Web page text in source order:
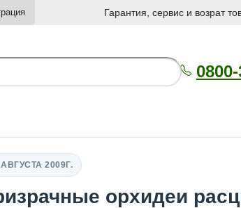
Гарантия, сервис и возрат
АВГУСТА 2009Г.
орхидеи